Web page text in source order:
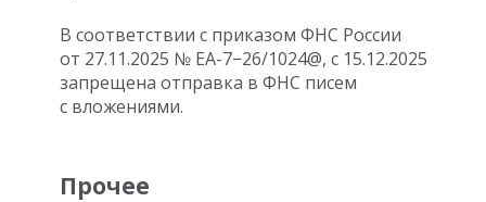
В соответствии с приказом ФНС России
от 27.11.2025 № ЕА-7−26/1024@, с 15.12.2025
запрещена отправка в ФНС писем
с вложениями.
Прочее